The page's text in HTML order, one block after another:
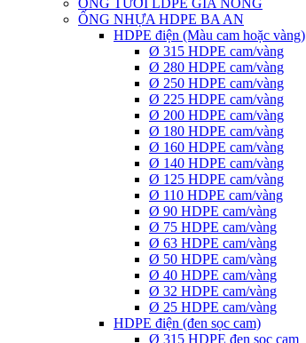
ỐNG TƯỚI LDPE GIA NÔNG
ỐNG NHỰA HDPE BA AN
HDPE điện (Màu cam hoặc vàng)
Ø 315 HDPE cam/vàng
Ø 280 HDPE cam/vàng
Ø 250 HDPE cam/vàng
Ø 225 HDPE cam/vàng
Ø 200 HDPE cam/vàng
Ø 180 HDPE cam/vàng
Ø 160 HDPE cam/vàng
Ø 140 HDPE cam/vàng
Ø 125 HDPE cam/vàng
Ø 110 HDPE cam/vàng
Ø 90 HDPE cam/vàng
Ø 75 HDPE cam/vàng
Ø 63 HDPE cam/vàng
Ø 50 HDPE cam/vàng
Ø 40 HDPE cam/vàng
Ø 32 HDPE cam/vàng
Ø 25 HDPE cam/vàng
HDPE điện (đen sọc cam)
Ø 315 HDPE đen sọc cam